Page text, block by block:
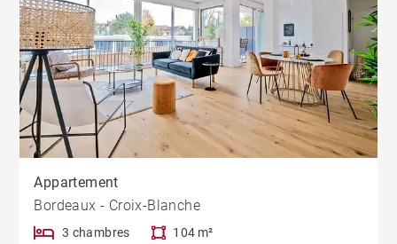
Appartement
Bordeaux - Croix-Blanche
3 chambres 104 m²